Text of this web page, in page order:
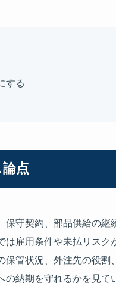
する
点
守契約、部品供給の
雇用条件や未払リス
管状況、外注先の役
納期を守れるかを見て